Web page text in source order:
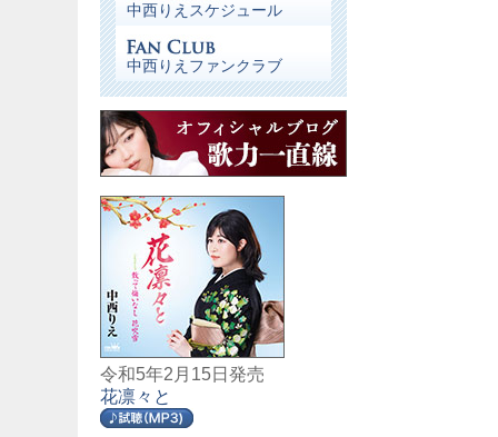
中西りえスケジュール
中西りえファンクラブ
令和5年2月15日発売
花凛々と